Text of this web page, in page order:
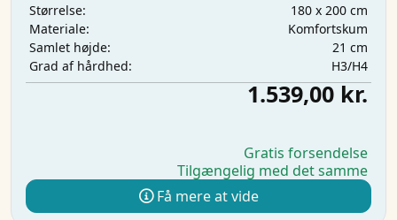
Størrelse:
180 x 200 cm
Materiale:
Komfortskum
Samlet højde:
21 cm
Grad af hårdhed:
H3/H4
1.539,00 kr.
Gratis forsendelse
Tilgængelig med det samme
Få mere at vide